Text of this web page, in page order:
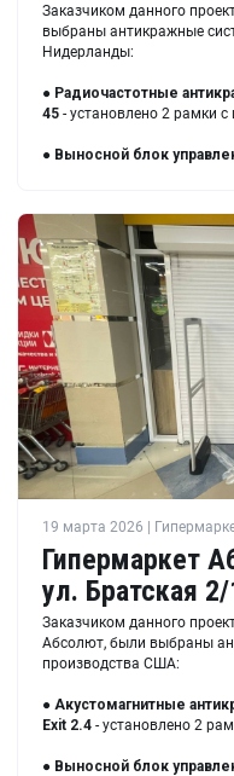
Заказчиком данного
выбраны антикражные
Нидерланды:
● Радиочастотные
45 - установлено 2 рамки
● Выносной блок
19 марта 2026 |
Гипермаркет
ул. Братская
Заказчиком данного
Абсолют, были выбраны
производства США:
● Акустомагнитные
Exit 2.4 - установлено 2
● Выносной блок